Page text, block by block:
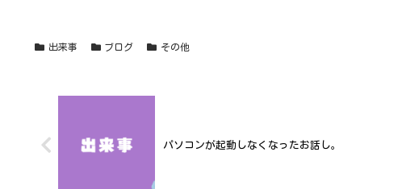
出来事 ブログ その他
パソコンが起動しなくなったお話し。